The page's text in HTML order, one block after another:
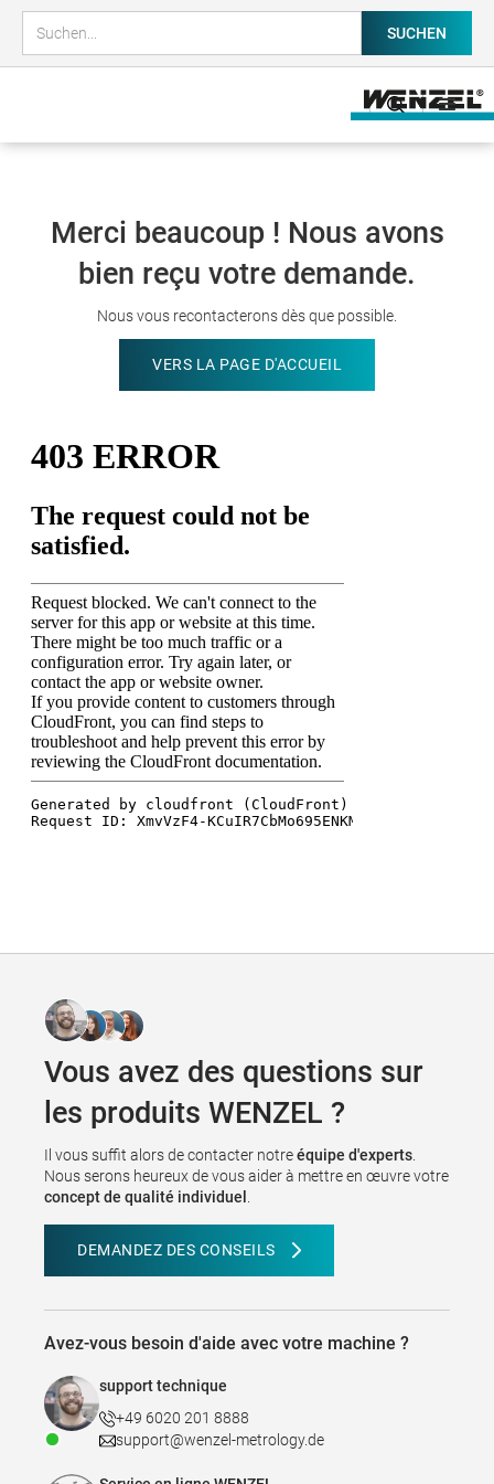
Merci beaucoup ! Nous avons
bien reçu votre demande.
Nous vous recontacterons dès que possible.
VERS LA PAGE D'ACCUEIL
Vous avez des questions sur
les produits WENZEL ?
Il vous suffit alors de contacter notreéquipe d'experts
Nous serons heureux de vous aider à mettre en œuvre votre
concept de qualité individuel
DEMANDEZ DES CONSEILS
Avez-vous besoin d'aide avec votre machine ?
support technique
+49 6020 201 8888
support@wenzel-metrology.de